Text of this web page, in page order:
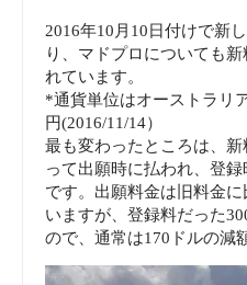
2016年10月10日付けで新
り、マドプロについても
れています。
*通貨単位はオーストラリ
円(2016/11/14）
最も変わったところは、
って出願時に払われ、登
です。出願料金は旧料金
いますが、登録料だった
ので、通常は170ドルの減